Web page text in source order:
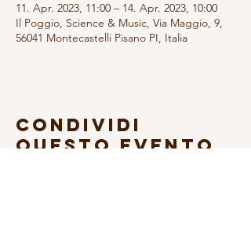
11. Apr. 2023, 11:00 – 14. Apr. 2023, 10:00
Il Poggio, Science & Music, Via Maggio, 9,
56041 Montecastelli Pisano PI, Italia
Condividi
questo evento